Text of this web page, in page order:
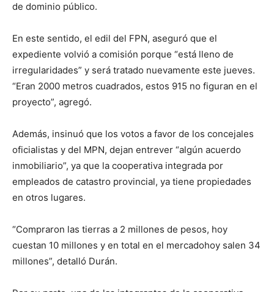
de dominio público.
En este sentido, el edil del FPN, aseguró que el
expediente volvió a comisión porque “está lleno de
irregularidades” y será tratado nuevamente este jueves.
“Eran 2000 metros cuadrados, estos 915 no figuran en el
proyecto”, agregó.
Además, insinuó que los votos a favor de los concejales
oficialistas y del MPN, dejan entrever “algún acuerdo
inmobiliario”, ya que la cooperativa integrada por
empleados de catastro provincial, ya tiene propiedades
en otros lugares.
“Compraron las tierras a 2 millones de pesos, hoy
cuestan 10 millones y en total en el mercadohoy salen 34
millones”, detalló Durán.